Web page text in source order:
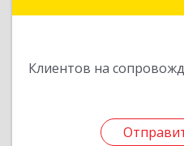
Клиентов на